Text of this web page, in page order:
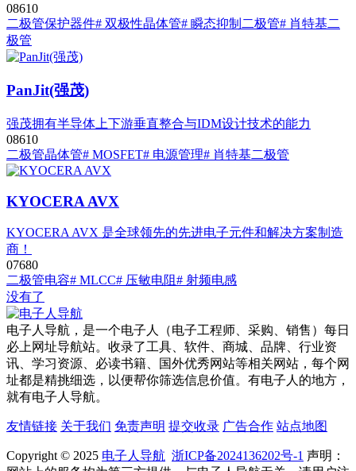
08610
二极管保护器件# 双极性晶体管# 瞬态抑制二极管# 肖特基二
极管
PanJit(强茂)
强茂拥有半导体上下游垂直整合与IDM设计技术的能力
08610
二极管晶体管# MOSFET# 电源管理# 肖特基二极管
KYOCERA AVX
KYOCERA AVX 是全球领先的先进电子元件和解决方案制造
商！
07680
二极管电容# MLCC# 压敏电阻# 射频电感
没有了
电子人导航，是一个电子人（电子工程师、采购、销售）每日
必上网址导航站。收录了工具、软件、商城、品牌、行业资
讯、学习资源、必读书籍、国外优秀网站等相关网站，每个网
址都是精挑细选，以便帮你筛选信息价值。有电子人的地方，
就有电子人导航。
友情链接 关于我们 免责声明 提交收录 广告合作 站点地图
Copyright © 2025 电子人导航 浙ICP备2024136202号-1 声明：